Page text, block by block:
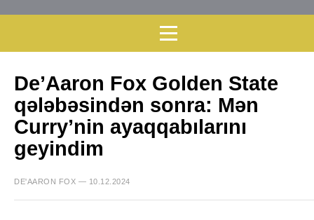
De’Aaron Fox Golden State
qələbəsindən sonra: Mən
Curry’nin ayaqqabılarını
geyindim
DE'AARON FOX — 10.12.2024